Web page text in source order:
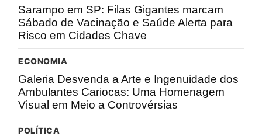
Sarampo em SP: Filas Gigantes marcam
Sábado de Vacinação e Saúde Alerta para
Risco em Cidades Chave
ECONOMIA
Galeria Desvenda a Arte e Ingenuidade dos
Ambulantes Cariocas: Uma Homenagem
Visual em Meio a Controvérsias
POLÍTICA